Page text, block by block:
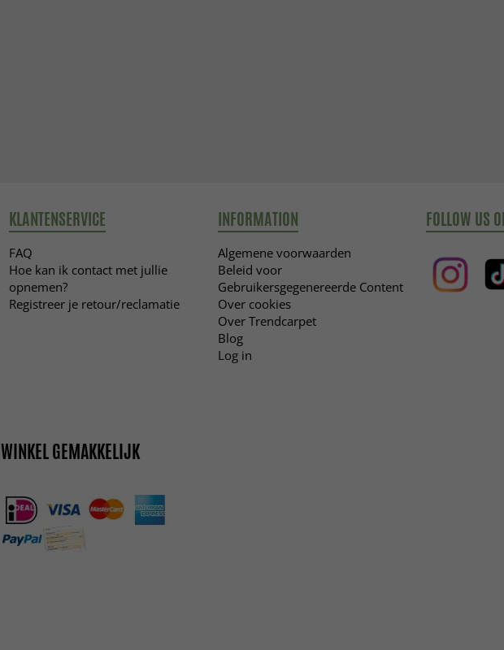
KLANTENSERVICE
FAQ
Hoe kan ik contact met jullie
opnemen?
Registreer je retour/reclamatie
INFORMATION
Algemene voorwaarden
Beleid voor
Gebruikersgegenereerde Content
Over cookies
Over Trendcarpet
Blog
Log in
FOLLOW US
WINKEL GEMAKKELIJK